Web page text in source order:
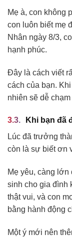
Mẹ à, con không
con luôn biết mẹ
Nhân ngày 8/3,
hạnh phúc.
Đây là cách viết
cách của bạn.
nhiên sẽ dễ
Khi bạn đã
Lúc đã trưởng
còn là sự biết ơn
Mẹ yêu, càng
sinh cho gia đình
thật vui, và con
bằng hành động
Một ý mới nên